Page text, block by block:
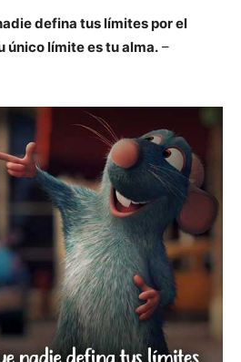
defina tus límites por el
único límite es tu alma. –